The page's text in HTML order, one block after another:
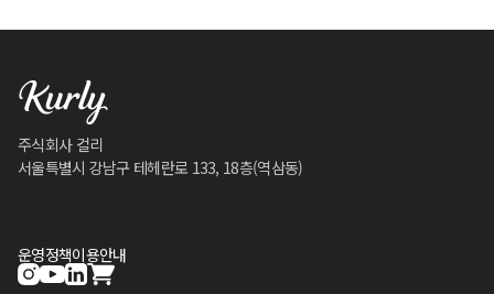
주식회사 컬리
서울특별시 강남구 테헤란로 133, 18층(역삼동)
운영정책이용안내